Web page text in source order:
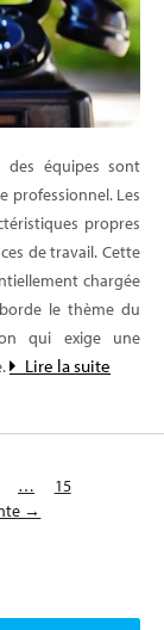
des équipes sont
professionnel. Les
propres
de travail. Cette
chargée
le thème du
qui exige une
Lire la suite
…
15
→